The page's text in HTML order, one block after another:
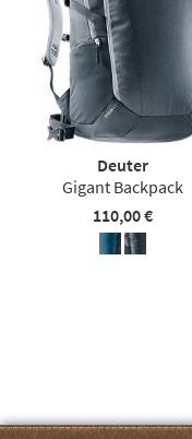
Deuter
Gigant Backpack
110,00 €